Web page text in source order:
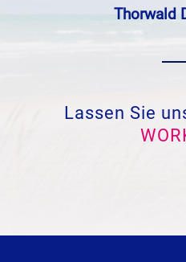
Thorwald
Lassen Sie